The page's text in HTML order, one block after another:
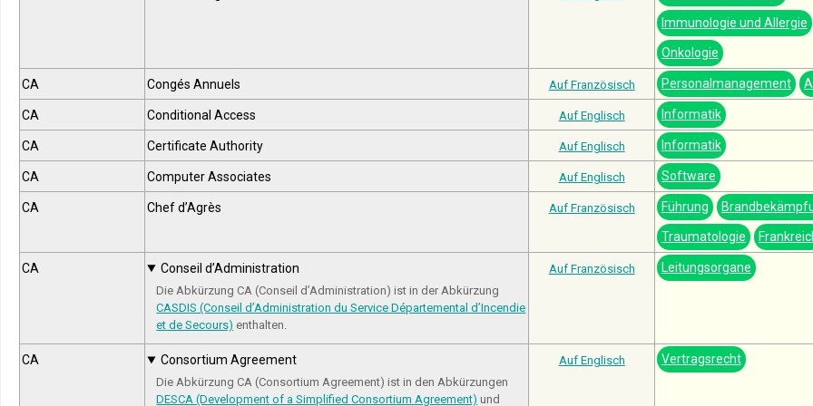
Immunologie und Allergie
Onkologie
CA Congés Annuels Auf Französisch Personalmanagement
CA Conditional Access Auf Englisch Informatik
CA Certificate Authority Auf Englisch Informatik
CA Computer Associates Auf Englisch Software
CA Chef d’Agrès Auf Französisch Führung
Traumatologie
CA Conseil d’Administration
Die Abkürzung CA (Conseil d’Administration) ist in der Abkürzung
CASDIS (Conseil d’Administration du Service Départemental d’Incendie
et de Secours) enthalten.
Auf Französisch Leitungsorgane
CA Consortium Agreement
Die Abkürzung CA (Consortium Agreement) ist in den Abkürzungen
DESCA (Development of a Simplified Consortium Agreement) und
Auf Englisch Vertragsrecht